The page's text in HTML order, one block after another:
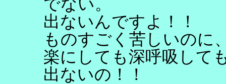
でない。
出ないんですよ！！
ものすごく苦しいのに
楽にしても深呼吸して
出ないの！！